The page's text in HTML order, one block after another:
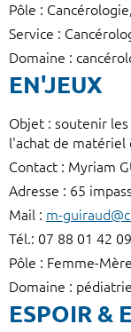
Pôle :
Service :
Domaine :
EN'JEUX
Objet : soutenir
l'achat de matériel
Contact : Myriam
Adresse : 65
Mail : m-
Tél.: 07 88 01 42 09
Pôle : Femme-
Domaine : pédiatrie
ESPOIR &